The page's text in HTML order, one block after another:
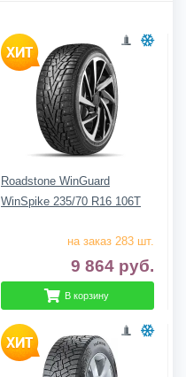
Roadstone WinGuard
WinSpike 235/70 R16 106T
на заказ 283 шт.
9 864 руб.
В корзину